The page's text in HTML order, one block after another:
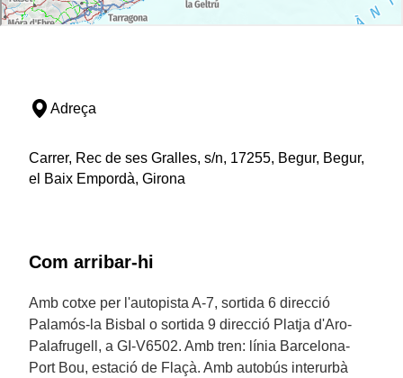
Adreça
Carrer, Rec de ses Gralles, s/n, 17255, Begur, Begur,
el Baix Empordà, Girona
Com arribar-hi
Amb cotxe per l'autopista A-7, sortida 6 direcció
Palamós-la Bisbal o sortida 9 direcció Platja d'Aro-
Palafrugell, a GI-V6502. Amb tren: línia Barcelona-
Port Bou, estació de Flaçà. Amb autobús interurbà